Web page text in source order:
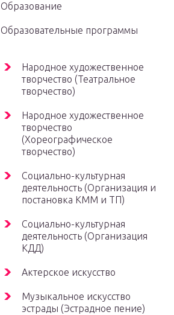
Образование
Образовательные программы
Народное художественное
творчество (Театральное
творчество)
Народное художественное
творчество
(Хореографическое
творчество)
Социально-культурная
деятельность (Организация и
постановка КММ и ТП)
Социально-культурная
деятельность (Организация
КДД)
Актерское искусство
Музыкальное искусство
эстрады (Эстрадное пение)